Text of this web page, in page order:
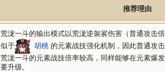
推荐理由
荒泷一斗的输出模式以荒泷逆袈裟伤害（普通攻击
似于
胡桃的元素战技强化机制，因此普通攻击
荒泷一斗的元素战技倍率较高，同样能够在元素爆
要升级。